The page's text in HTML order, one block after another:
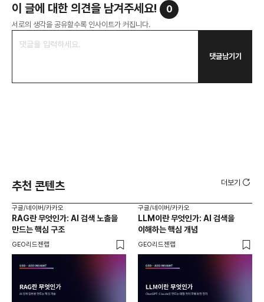
이 글에 대한 의견을 남겨주세요! 0
서로의 생각을 공유할수록 인사이트가 커집니다.
댓글남기기
추천 콘텐츠 더보기
구글/네이버/카카오
RAG란 무엇인가: AI 검색 노출을
만드는 핵심 구조
GEO리드젠랩
구글/네이버/카카오
LLM이란 무엇인가: AI 검색을
이해하는 핵심 개념
GEO리드젠랩